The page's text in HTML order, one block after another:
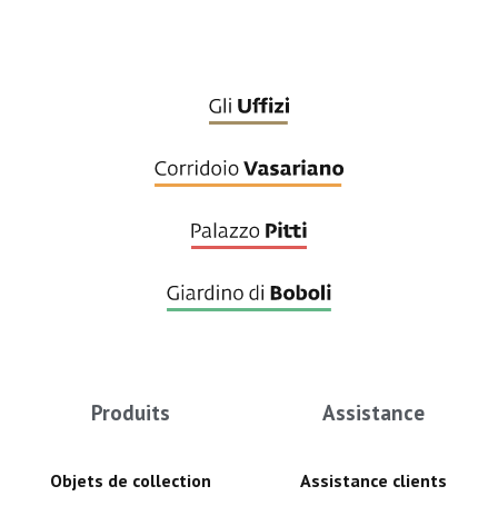
Produits
Objets de collection
Assistance
Assistance clients